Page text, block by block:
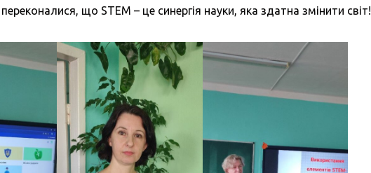
що STEM – це синергія науки, яка здатна змінити світ!